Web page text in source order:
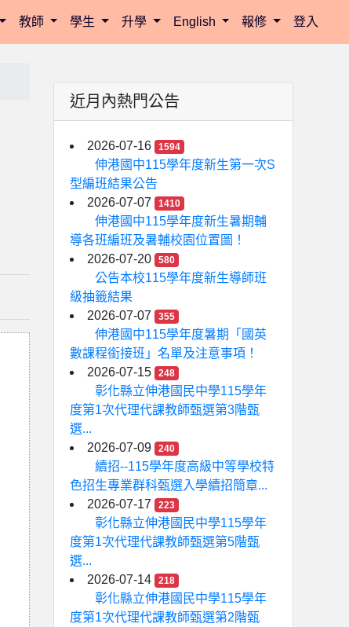
教師 學生 升學 English 報修 登入
近月內熱門公告
2026-07-16 1594
伸港國中115學年度新生第一次S
型編班結果公告
2026-07-07
1410
伸港國中115學年度新生暑期輔
導各班編班及暑輔校園位置圖！
2026-07-20
580
公告本校115學年度新生導師班
級抽籤結果
2026-07-07
355
伸港國中115學年度暑期「國英
數課程銜接班」名單及注意事項！
2026-07-15
248
彰化縣立伸港國民中學115學年
度第1次代理代課教師甄選第3階甄
選...
2026-07-09
240
續招--115學年度高級中等學校特
色招生專業群科甄選入學續招簡章...
2026-07-17
223
彰化縣立伸港國民中學115學年
度第1次代理代課教師甄選第5階甄
選...
2026-07-14
218
彰化縣立伸港國民中學115學年
度第1次代理代課教師甄選第2階甄